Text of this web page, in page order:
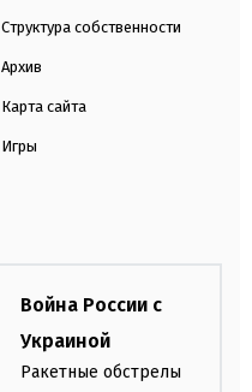
Структура собственности
Архив
Карта сайта
Игры
Война России с
Украиной
Ракетные обстрелы